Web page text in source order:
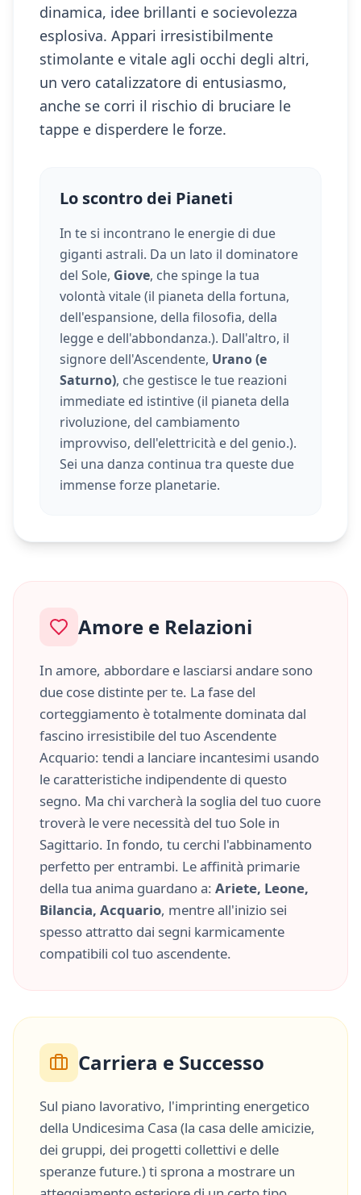
dinamica, idee brillanti e socievolezza
esplosiva. Appari irresistibilmente
stimolante e vitale agli occhi degli altri,
un vero catalizzatore di entusiasmo,
anche se corri il rischio di bruciare le
tappe e disperdere le forze.
Lo scontro dei Pianeti
In te si incontrano le energie di due
giganti astrali. Da un lato il dominatore
del Sole, Giove, che spinge la tua
volontà vitale (il pianeta della fortuna,
dell'espansione, della filosofia, della
legge e dell'abbondanza.). Dall'altro, il
signore dell'Ascendente, Urano (e
Saturno), che gestisce le tue reazioni
immediate ed istintive (il pianeta della
rivoluzione, del cambiamento
improvviso, dell'elettricità e del genio.).
Sei una danza continua tra queste due
immense forze planetarie.
Amore e Relazioni
In amore, abbordare e lasciarsi andare sono
due cose distinte per te. La fase del
corteggiamento è totalmente dominata dal
fascino irresistibile del tuo Ascendente
Acquario: tendi a lanciare incantesimi usando
le caratteristiche indipendente di questo
segno. Ma chi varcherà la soglia del tuo cuore
troverà le vere necessità del tuo Sole in
Sagittario. In fondo, tu cerchi l'abbinamento
perfetto per entrambi. Le affinità primarie
della tua anima guardano a: Ariete, Leone,
Bilancia, Acquario, mentre all'inizio sei
spesso attratto dai segni karmicamente
compatibili col tuo ascendente.
Carriera e Successo
Sul piano lavorativo, l'imprinting energetico
della Undicesima Casa (la casa delle amicizie,
dei gruppi, dei progetti collettivi e delle
speranze future.) ti sprona a mostrare un